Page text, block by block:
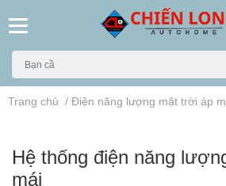
Trang chủ / Điện năng lượng mặt trời áp
Hệ thống điện năng
mái